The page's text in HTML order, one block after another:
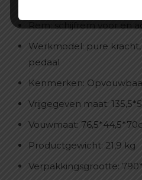
Werkmodel: pure
pedaal
Kenmerken:
Vrijgegeven maat:
Vouwmaat:
Productgewicht: 21,9 kg
Verpakkingsgrootte: